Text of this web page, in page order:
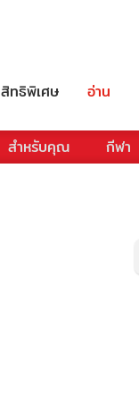
สิทธิพิเศษ อ่าน
สำหรับคุณ กีฬา